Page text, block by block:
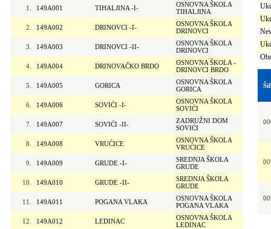
1. 149A001 TIHALJINA -I-
OSNOVNA ŠKOLA
TIHALJINA
2. 149A002 DRINOVCI -I-
OSNOVNA ŠKOLA
DRINOVCI
3. 149A003 DRINOVCI -II-
OSNOVNA ŠKOLA
DRINOVCI
4. 149A004 DRINOVAČKO BRDO
OSNOVNA ŠKOLA -
DRINOVCI BRDO
5. 149A005 GORICA
OSNOVNA ŠKOLA
GORICA
6. 149A006 SOVIĆI -I-
OSNOVNA ŠKOLA
SOVIĆI
7. 149A007 SOVIĆI -II-
ZADRUŽNI DOM
SOVIĆI
8. 149A008 VRUĆICE
OSNOVNA ŠKOLA
VRUĆICE
9. 149A009 GRUDE -I-
SREDNJA ŠKOLA
GRUDE
10. 149A010 GRUDE -II-
SREDNJA ŠKOLA
GRUDE
11. 149A011 POGANA VLAKA
OSNOVNA ŠKOLA
POGANA VLAKA
12. 149A012 LEDINAC
OSNOVNA ŠKOLA
LEDINAC